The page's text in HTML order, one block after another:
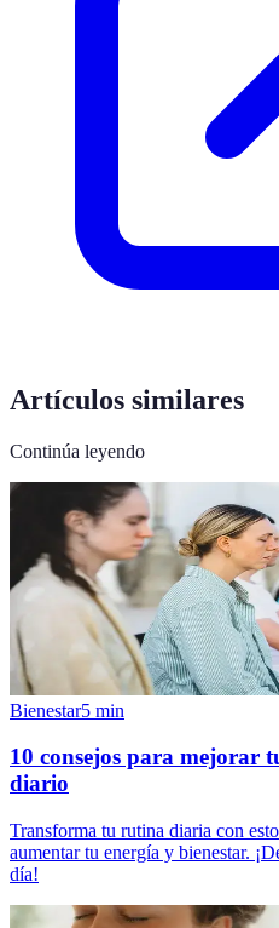
Artículos similares
Continúa leyendo
Bienestar5 min
10 consejos para mejorar
diario
Transforma tu rutina diaria con
aumentar tu energía y bienestar.
día!